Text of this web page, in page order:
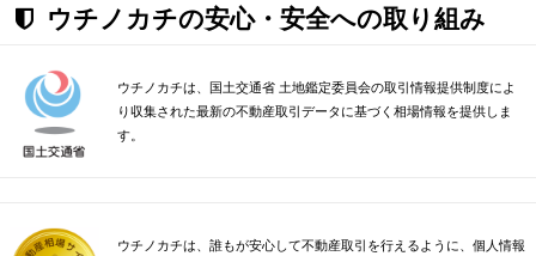
ウチノカチの安心・安全への取り組み
ウチノカチは、国土交通省 土地鑑定委員会の取引情報提供制度によ
り収集された最新の不動産取引データに基づく相場情報を提供しま
す。
ウチノカチは、誰もが安心して不動産取引を行えるように、個人情報